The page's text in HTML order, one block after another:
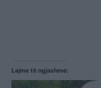
Lajme të ngjashme: